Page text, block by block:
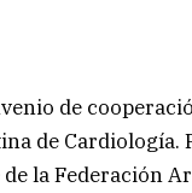
de
de Cardiología.
la Federación